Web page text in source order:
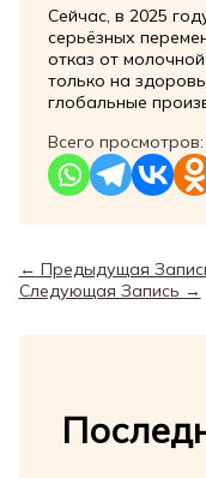
Сейчас, в 2025
серьёзных
отказ от
только на
глобальные
Всего просмотров:
← Предыдущая
Следующая Запись →